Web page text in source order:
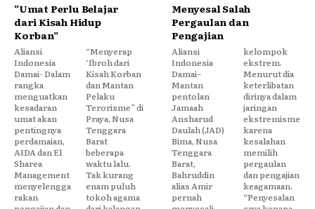
“Umat Perlu Belajar
dari Kisah Hidup
Korban”
Aliansi
Indonesia
Damai- Dalam
rangka
menguatkan
kesadaran
umat akan
pentingnya
perdamaian,
AIDA dan El
Sharea
Management
menyelengga
rakan
“Menyerap
‘Ibroh dari
Kisah Korban
dan Mantan
Pelaku
Terorisme” di
Praya, Nusa
Tenggara
Barat
beberapa
waktu lalu.
Tak kurang
enam puluh
tokoh agama
Menyesal Salah
Pergaulan dan
Pengajian
Aliansi
Indonesia
Damai–
Mantan
pentolan
Jamaah
Ansharud
Daulah (JAD)
Bima, Nusa
Tenggara
Barat,
Bahruddin
alias Amir
pernah
kelompok
ekstrem.
Menurut dia
keterlibatan
dirinya dalam
jaringan
ekstremisme
karena
kesalahan
memilih
pergaulan
dan pengajian
keagamaan.
“Penyesalan